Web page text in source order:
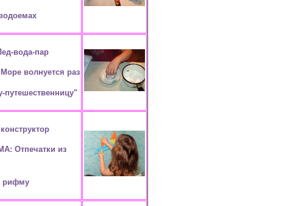
вода-пар
волнуется раз
путешественницу"
Отпечатки из
рифму